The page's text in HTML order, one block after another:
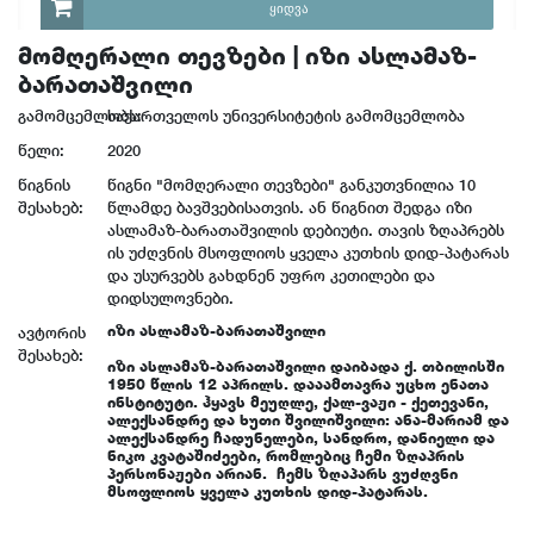
ᲧᲘᲓᲕᲐ
მომღერალი თევზები | იზი ასლამაზ-
ბარათაშვილი
გამომცემლობა:საქართველოს უნივერსიტეტის გამომცემლობა
წელი:
2020
წიგნის
შესახებ:
წიგნი "მომღერალი თევზები" განკუთვნილია 10
წლამდე ბავშვებისათვის. ან წიგნით შედგა იზი
ასლამაზ-ბარათაშვილის დებიუტი. თავის ზღაპრებს
ის უძღვნის მსოფლიოს ყველა კუთხის დიდ-პატარას
და უსურვებს გახდნენ უფრო კეთილები და
დიდსულოვნები.
ავტორის
შესახებ:
იზი ასლამაზ-ბარათაშვილი
იზი ასლამაზ-ბარათაშვილი დაიბადა ქ. თბილისში
1950 წლის 12 აპრილს. დააამთავრა უცხო ენათა
ინსტიტუტი. ჰყავს მეუღლე, ქალ-ვაჟი - ქეთევანი,
ალექსანდრე და ხუთი შვილიშვილი: ანა-მარიამ და
ალექსანდრე ჩადუნელები, სანდრო, დანიელი და
ნიკო კვატაშიძეები, რომლებიც ჩემი ზღაპრის
პერსონაჟები არიან. ჩემს ზღაპარს ვუძღვნი
მსოფლიოს ყველა კუთხის დიდ-პატარას.